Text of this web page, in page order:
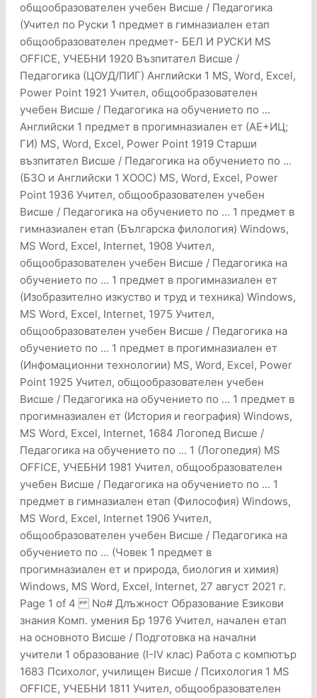
общообразователен учебен Висше / Педагогика
(Учител по Руски 1 предмет в гимназиален етап
общообразователен предмет- БЕЛ И РУСКИ MS
OFFICE, УЧЕБНИ 1920 Възпитател Висше /
Педагогика (ЦОУД/ПИГ) Английски 1 MS, Word, Excel,
Power Point 1921 Учител, общообразователен
учебен Висше / Педагогика на обучението по ...
Английски 1 предмет в прогимназиален ет (АЕ+ИЦ;
ГИ) MS, Word, Excel, Power Point 1919 Старши
възпитател Висше / Педагогика на обучението по ...
(БЗО и Английски 1 ХООС) MS, Word, Excel, Power
Point 1936 Учител, общообразователен учебен
Висше / Педагогика на обучението по ... 1 предмет в
гимназиален етап (Българска филология) Windows,
MS Word, Excel, Internet, 1908 Учител,
общообразователен учебен Висше / Педагогика на
обучението по ... 1 предмет в прогимназиален ет
(Изобразително изкуство и труд и техника) Windows,
MS Word, Excel, Internet, 1975 Учител,
общообразователен учебен Висше / Педагогика на
обучението по ... 1 предмет в прогимназиален ет
(Инфомационни технологии) MS, Word, Excel, Power
Point 1925 Учител, общообразователен учебен
Висше / Педагогика на обучението по ... 1 предмет в
прогимназиален ет (История и география) Windows,
MS Word, Excel, Internet, 1684 Логопед Висше /
Педагогика на обучението по ... 1 (Логопедия) MS
OFFICE, УЧЕБНИ 1981 Учител, общообразователен
учебен Висше / Педагогика на обучението по ... 1
предмет в гимназиален етап (Философия) Windows,
MS Word, Excel, Internet 1906 Учител,
общообразователен учебен Висше / Педагогика на
обучението по ... (Човек 1 предмет в
прогимназиален ет и природа, биология и химия)
Windows, MS Word, Excel, Internet, 27 август 2021 г.
Page 1 of 4 No# Длъжност Образование Езикови
знания Комп. умения Бр 1976 Учител, начален етап
на основното Висше / Подготовка на начални
учители 1 образование (I-IV клас) Работа с компютър
1683 Психолог, училищен Висше / Психология 1 MS
OFFICE, УЧЕБНИ 1811 Учител, общообразователен